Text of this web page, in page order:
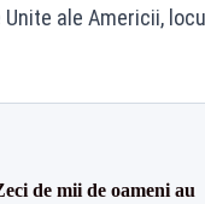
ale Americii,
de mii de oameni au